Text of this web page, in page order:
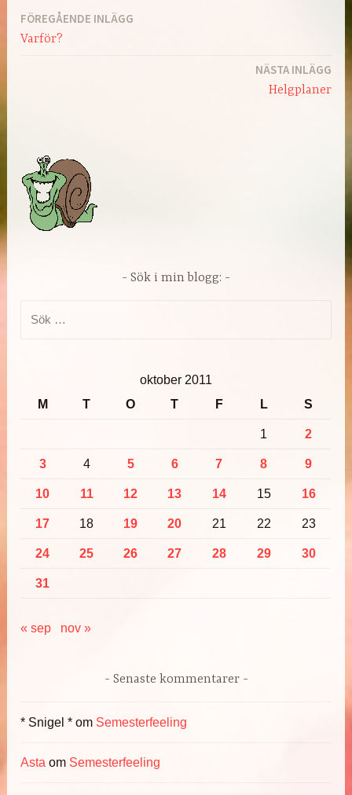
Inläggsnavigering
FÖREGÅENDE INLÄGG
Varför?
NÄSTA INLÄGG
Helgplaner
Sök i min blogg:
oktober 2011
M
T O T F L S
1 2
3 4 5 6 7 8 9
10 11 12 13 14 15 16
17 18 19 20 21 22 23
24 25 26 27 28 29 30
31
« sep nov »
Senaste kommentarer
* Snigel * om Semesterfeeling
Asta om Semesterfeeling